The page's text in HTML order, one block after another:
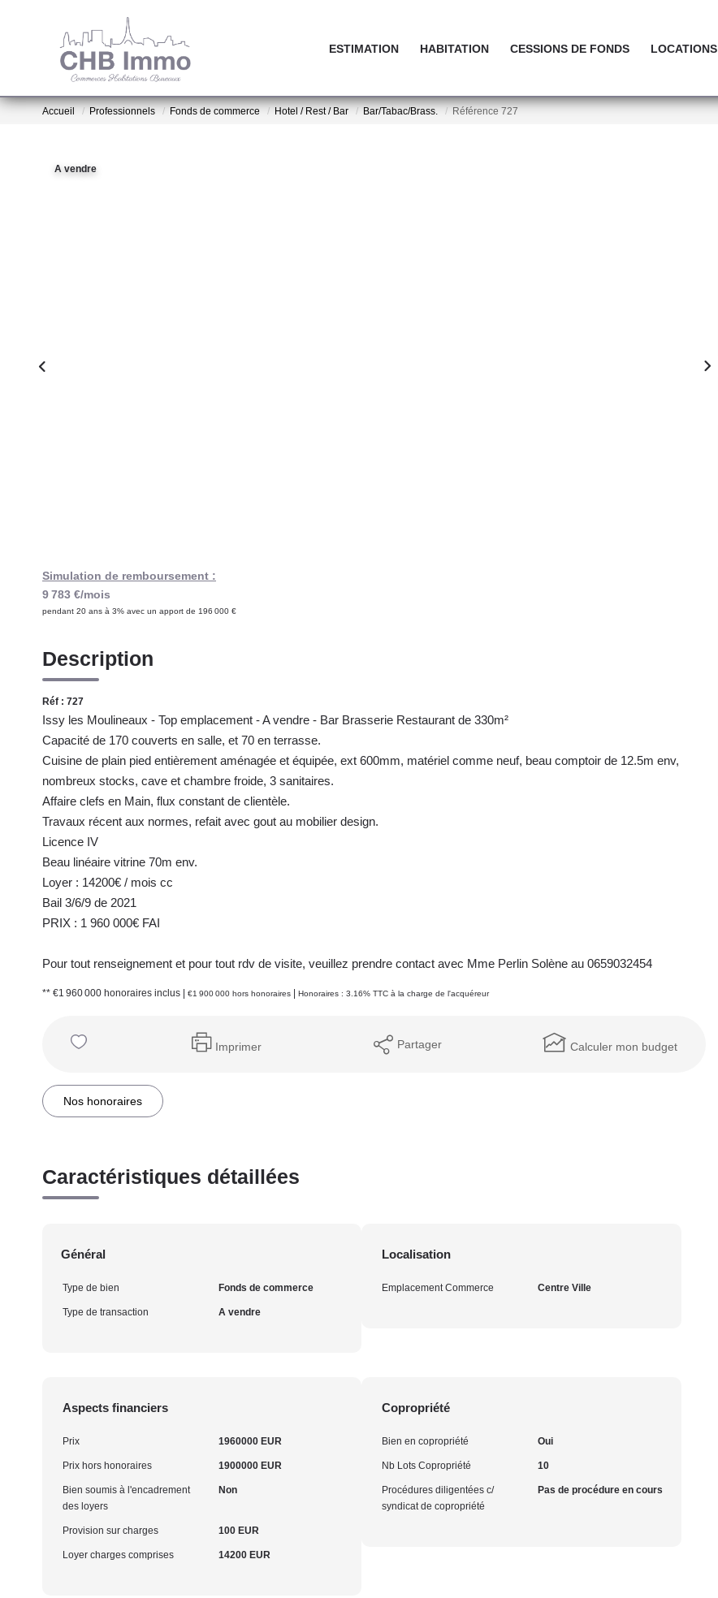
ESTIMATION HABITATION CESSIONS DE FONDS LOCATIONS
Accueil Professionnels Fonds de commerce Hotel / Rest / Bar Bar/Tabac/Brass. Référence 727
A vendre
Simulation de remboursement :
9 783 €/mois
pendant 20 ans à 3% avec un apport de 196 000 €
Description
Réf : 727
Issy les Moulineaux - Top emplacement - A vendre - Bar Brasserie Restaurant de 330m²
Capacité de 170 couverts en salle, et 70 en terrasse.
Cuisine de plain pied entièrement aménagée et équipée, ext 600mm, matériel comme neuf, beau comptoir de 12.5m env,
nombreux stocks, cave et chambre froide, 3 sanitaires.
Affaire clefs en Main, flux constant de clientèle.
Travaux récent aux normes, refait avec gout au mobilier design.
Licence IV
Beau linéaire vitrine 70m env.
Loyer : 14200€ / mois cc
Bail 3/6/9 de 2021
PRIX : 1 960 000€ FAI
Pour tout renseignement et pour tout rdv de visite, veuillez prendre contact avec Mme Perlin Solène au 0659032454
** €1 960 000 honoraires inclus €1 900 000 hors honoraires Honoraires : 3.16% TTC à la charge de l'acquéreur
Imprimer Partager Calculer mon budget
Nos honoraires
Caractéristiques détaillées
Général
Type de bien Fonds de commerce
Type de transaction A vendre
Localisation
Emplacement Commerce Centre Ville
Aspects financiers
Prix 1960000 EUR
Prix hors honoraires 1900000 EUR
Bien soumis à l'encadrement
des loyers
Non
Provision sur charges 100 EUR
Loyer charges comprises 14200 EUR
Copropriété
Bien en copropriété Oui
Nb Lots Copropriété 10
Procédures diligentées c/
syndicat de copropriété
Pas de procédure en cours